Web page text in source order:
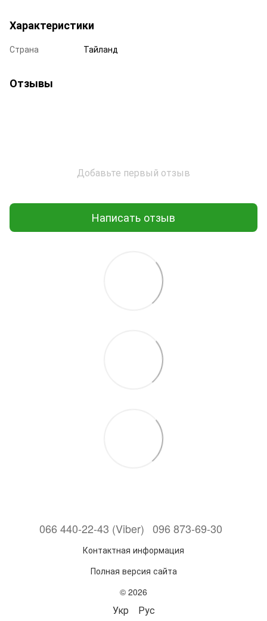
Характеристики
Страна Тайланд
Отзывы
Добавьте первый отзыв
Написать отзыв
066 440-22-43 (Viber) 096 873-69-30
Контактная информация
Полная версия сайта
© 2026
Укр Рус